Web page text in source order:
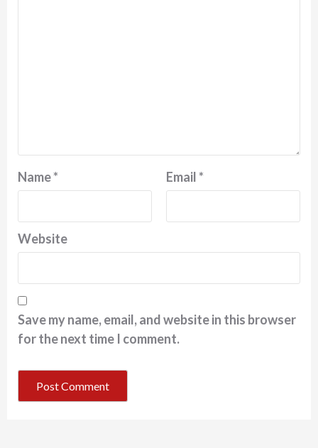
Name* Email*
Website
Save my name, email, and website in this browser
for the next time I comment.